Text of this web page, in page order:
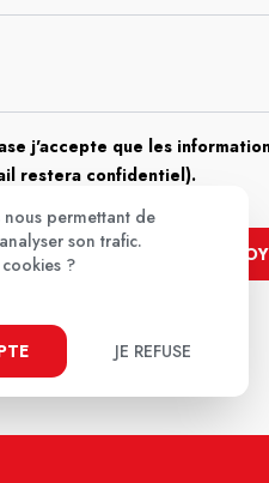
j'accepte que les
restera confidentiel).
permettant de
son trafic.
?
JE REFUSE